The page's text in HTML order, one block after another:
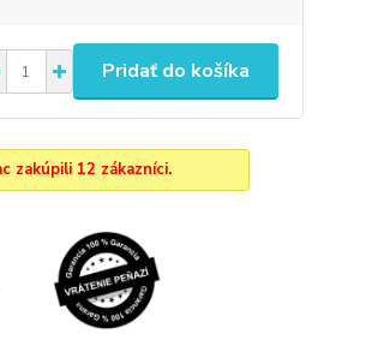
Pridať do košíka
zakúpili 12 zákazníci.